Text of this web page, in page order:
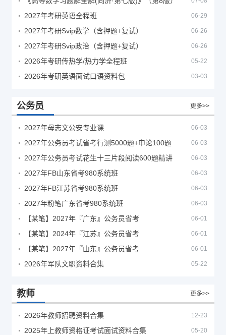
2027年考研英语全程班 06-29
2027年考研Svip数学（含押题+复试） 06-26
2027年考研Svip政治（含押题+复试） 06-26
2026年考研传热学/热力学全程班 05-22
2026年考研英语面试口语资料包 03-03
公务员 更多>>
2027年母志文公安专业课 06-03
2027年公务员考试省考行测5000题+申论100题 06-03
2027年公务员考试花生十三片段阅读600题精讲 06-03
2027年FB山东省考980系统班 06-03
2027年FB江苏省考980系统班 06-03
2027年粉笔广东省考980系统班 06-03
【某笔】2027年『广东』公务员省考 06-01
【某笔】2024年『江苏』公务员省考 06-01
【某笔】2027年『山东』公务员省考 06-01
2026年军队文职资料合集 05-22
教师 更多>>
2026年教师招聘资料合集 12-23
2025年上教师资格证考试面试资料合集 05-20